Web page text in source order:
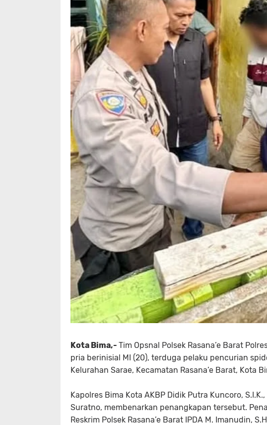
Kota Bima,- Tim Opsnal Polsek Rasana’e Barat
pria berinisial MI (20), terduga pelaku pencurian
Kelurahan Sarae, Kecamatan Rasana’e Barat, Kota
Kapolres Bima Kota AKBP Didik Putra Kuncoro,
Suratno, membenarkan penangkapan tersebut.
Reskrim Polsek Rasana’e Barat IPDA M. Imanudin,